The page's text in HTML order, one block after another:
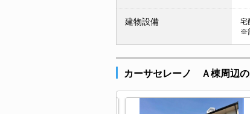
建物設備
宅
※
カーサセレーノ Ａ棟周辺